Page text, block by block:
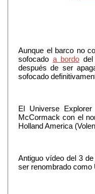
Aunque el barco no
sofocado a bordo
después de ser
sofocado
El Universe
McCormack con el
Holland America
Antiguo vídeo del 3
ser renombrado como